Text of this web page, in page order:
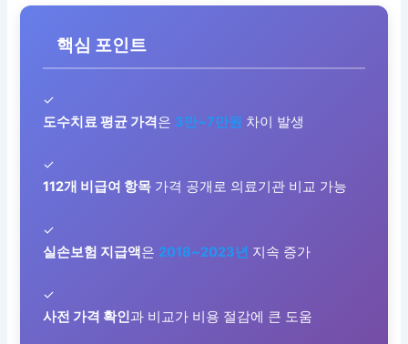
핵심 포인트
✓
도수치료 평균 가격은 3만~7만원 차이 발생
✓
112개 비급여 항목 가격 공개로 의료기관 비교 가능
✓
실손보험 지급액은 2018~2023년 지속 증가
✓
사전 가격 확인과 비교가 비용 절감에 큰 도움